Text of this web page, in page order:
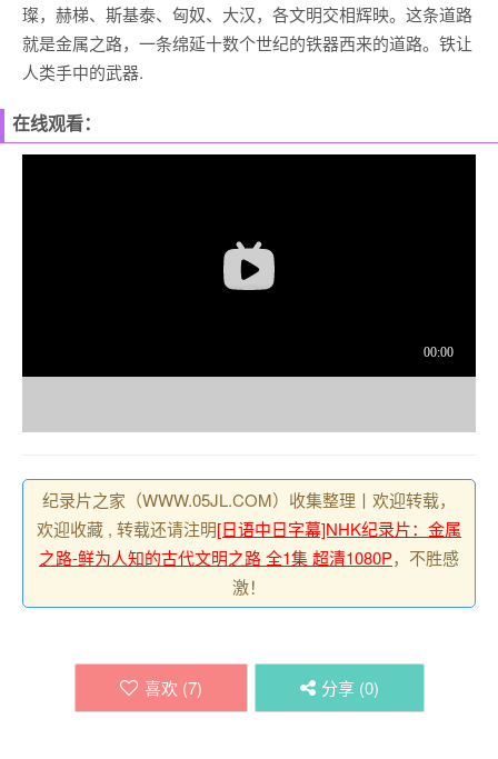
璨，赫梯、斯基泰、匈奴、大汉，各文明交相辉映。这条道路
就是金属之路，一条绵延十数个世纪的铁器西来的道路。铁让
人类手中的武器.
在线观看：
纪录片之家（WWW.05JL.COM）收集整理丨欢迎转载，
欢迎收藏 , 转载还请注明[日语中日字幕]NHK纪录片：金属
之路-鲜为人知的古代文明之路 全1集 超清1080P，不胜感
激！
喜欢 (7) 分享 (0)